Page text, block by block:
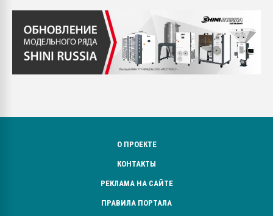
О ПРОЕКТЕ
КОНТАКТЫ
РЕКЛАМА НА САЙТЕ
ПРАВИЛА ПОРТАЛА